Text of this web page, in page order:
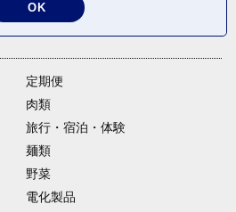
定期便
肉類
旅行・宿泊・体験
麺類
野菜
電化製品
OK